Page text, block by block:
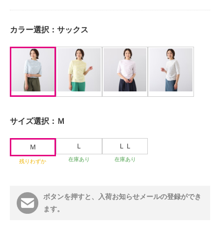
カラー選択： サックス
サイズ選択： Ｍ
Ｍ
残りわずか
Ｌ
在庫あり
ＬＬ
在庫あり
ボタンを押すと、入荷お知らせメールの登録ができ
ます。